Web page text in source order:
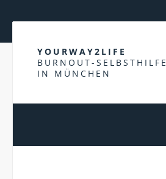
YOURWAY2LIFE
BURNOUT-SELBSTHILFE
IN MÜNCHEN